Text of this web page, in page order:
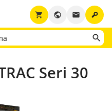
key
email
public
shopping_cart
Seri 30